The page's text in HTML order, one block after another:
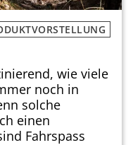
wie viele
noch in
solche
einen
Fahrspass